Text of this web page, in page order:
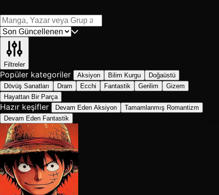
Filtreler
Popüler kategoriler Aksiyon Bilim Kurgu
Doğaüstü
Dövüş Sanatları
Dram Ecchi Fantastik Gerilim
Gizem
Hayattan Bir Parça
Hazır keşifler Devam Eden Aksiyon
Tamamlanmış Romantizm
Devam Eden Fantastik